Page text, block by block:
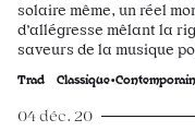
solaire même, un réel
d’allégresse mêlant la
saveurs de la musique
Trad Classique•Contemporain
04 déc. 20